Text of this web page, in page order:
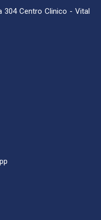
304 Centro Clinico - Vital